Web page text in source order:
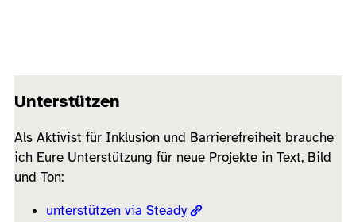
Unterstützen
Als Aktivist für Inklusion und Barrierefreiheit brauche
ich Eure Unterstützung für neue Projekte in Text, Bild
und Ton:
unterstützen via Steady